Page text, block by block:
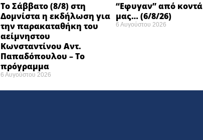
Το Σάββατο (8/8) στη
Δομνίστα η εκδήλωση για
την παρακαταθήκη του
αείμνηστου
Κωνσταντίνου Αντ.
Παπαδόπουλου – Το
πρόγραμμα
6 Αυγούστου 2026
“Εφυγαν” από κοντά
μας… (6/8/26)
6 Αυγούστου 2026